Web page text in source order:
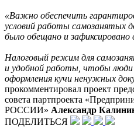
«Важно обеспечить
условий работы самозанятых
было обещано и зафиксировано
Налоговый режим для
и удобной работы, чтобы люди
оформления кучи ненужных
прокомментировал проект
совета партпроекта
РОССИИ» Александр
ПОДЕЛИТЬСЯ